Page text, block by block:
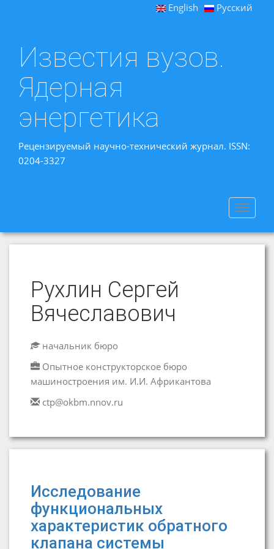
English Русский
Известия вузов.
Ядерная
энергетика
Рецензируемый научно-технический журнал. ISSN:
0204-3327
Toggle
Рухлин Сергей
Вячеславович
начальник бюро
Опытное конструкторское бюро
машиностроения им. И.И. Африкантова
ctp@okbm.nnov.ru
Исследование
функциональных
характеристик обратного
клапана системы